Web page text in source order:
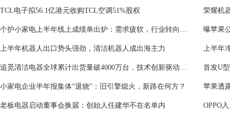
TCL电子拟56.1亿港元收购TCL空调51%股权
个护小家电上半年线上成绩单出炉：需求疲软，行业转向深耕价值
上半年机器人出口势头强劲，清洁机器人成出海主力
追觅清洁电器全球累计出货量破4000万台，技术创新驱动多品类增长
小家电企业半年报集体“退烧”：旧引擎熄火，新路在何方？
老板电器启动董事会换届：创始人任建华不在名单内
曝苹果
首发U